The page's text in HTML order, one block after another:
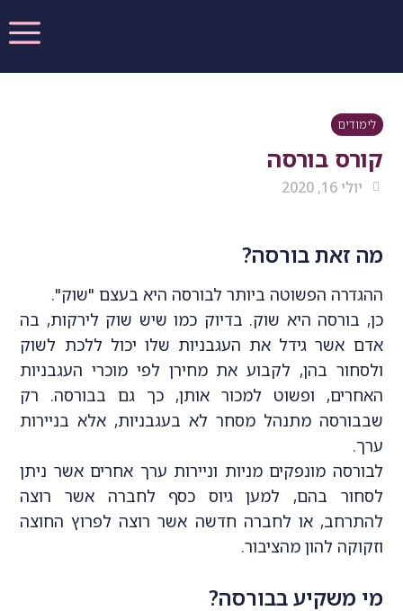
לימודים
קורס בורסה
יולי 16, 2020
מה זאת בורסה?
ההגדרה הפשוטה ביותר לבורסה היא בעצם "שוק".
כן, בורסה היא שוק. בדיוק כמו שיש שוק לירקות, בה
אדם אשר גידל את העגבניות שלו יכול ללכת לשוק
ולסחור בהן, לקבוע את מחירן לפי מוכרי העגבניות
האחרים, ופשוט למכור אותן, כך גם בבורסה. רק
שבבורסה מתנהל מסחר לא בעגבניות, אלא בניירות
ערך.
לבורסה מונפקים מניות וניירות ערך אחרים אשר ניתן
לסחור בהם, למען גיוס כסף לחברה אשר רוצה
להתרחב, או לחברה חדשה אשר רוצה לפרוץ החוצה
וזקוקה להון מהציבור.
מי משקיע בבורסה?